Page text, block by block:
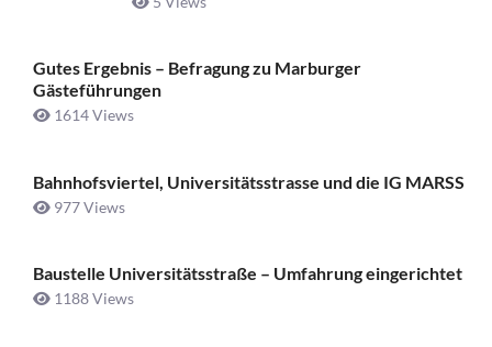
Gutes Ergebnis – Befragung zu Marburger
Gästeführungen
1614 Views
Bahnhofsviertel, Universitätsstrasse und die IG MARSS
977 Views
Baustelle Universitätsstraße ­– Umfahrung eingerichtet
1188 Views